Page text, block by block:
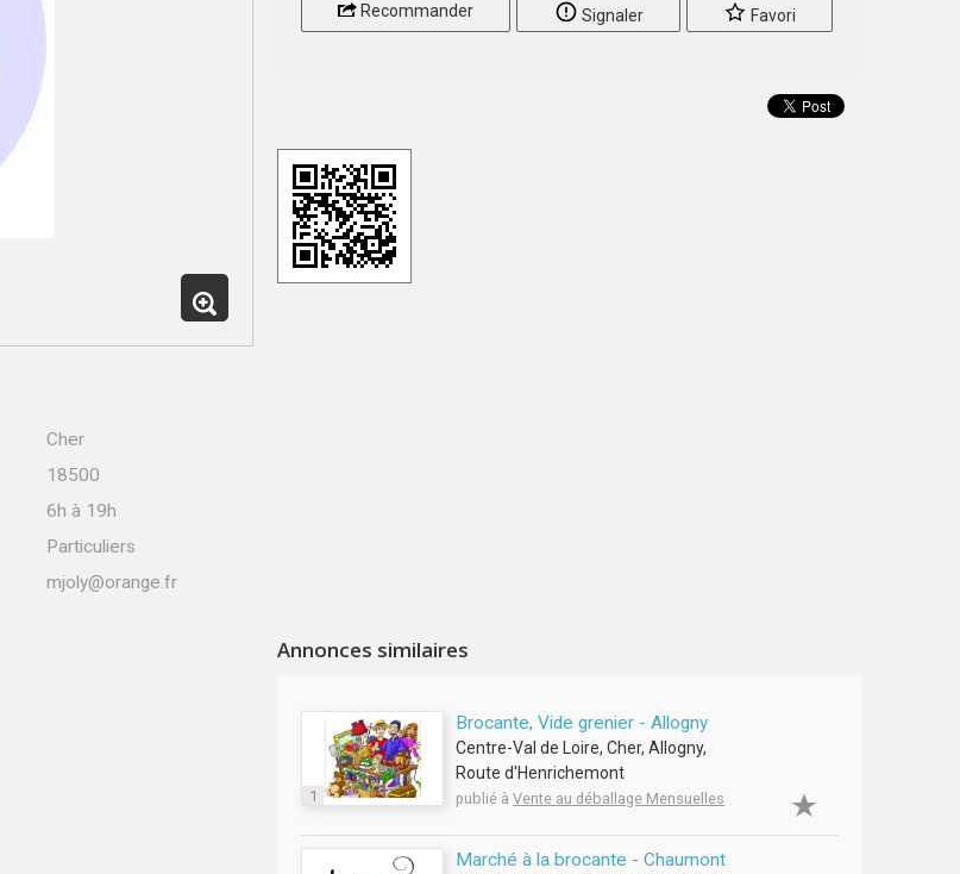
Cher
18500
6h à 19h
Particuliers
mjoly@orange.fr
Recommander Signaler Favori
Annonces similaires
1
Brocante, Vide grenier - Allogny
Centre-Val de Loire, Cher, Allogny,
Route d'Henrichemont
publié àVente au déballage Mensuelles
Marché à la brocante - Chaumont